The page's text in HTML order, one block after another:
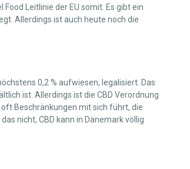
Leitlinie der EU somit. Es gibt ein
Allerdings ist auch heute noch die
0,2 % aufwiesen, legalisiert. Das
ist. Allerdings ist die CBD Verordnung
Beschränkungen mit sich führt, die
nicht, CBD kann in Dänemark völlig